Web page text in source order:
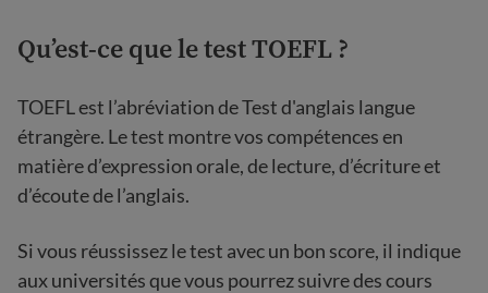
Qu’est-ce que le test TOEFL ?
TOEFL est l’abréviation de Test d'anglais langue
étrangère. Le test montre vos compétences en
matière d’expression orale, de lecture, d’écriture et
d’écoute de l’anglais.
Si vous réussissez le test avec un bon score, il indique
aux universités que vous pourrez suivre des cours